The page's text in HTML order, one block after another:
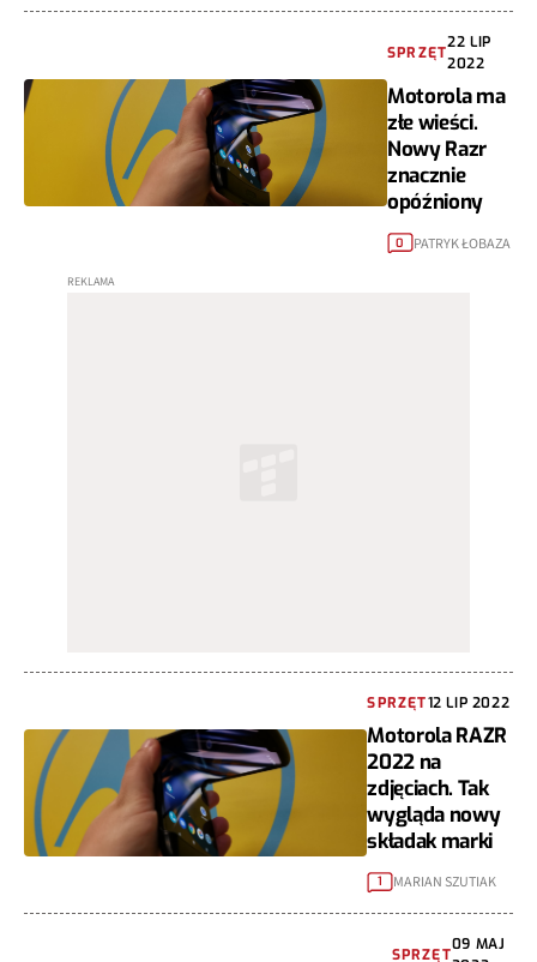
SPRZĘT
22 LIP
2022
Motorola ma
złe wieści.
Nowy Razr
znacznie
opóźniony
0 PATRYK ŁOBAZA
SPRZĘT12 LIP 2022
Motorola RAZR
2022 na
zdjęciach. Tak
wygląda nowy
składak marki
1 MARIAN SZUTIAK
SPRZĘT
09 MAJ